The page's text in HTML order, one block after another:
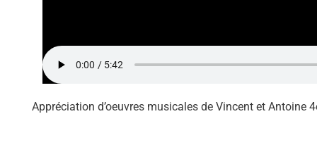
Appréciation d’oeuvres musicales de Vincent et Antoine